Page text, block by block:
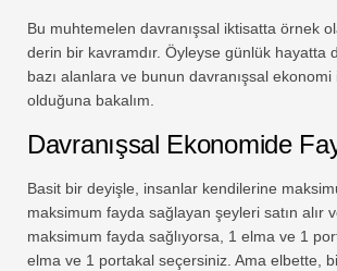
Bu muhtemelen davranışsal iktisatta örnek
derin bir kavramdır. Öyleyse günlük hayatta
bazı alanlara ve bunun davranışsal ekonomi
olduğuna bakalım.
Davranışsal Ekonomide
Basit bir deyişle, insanlar kendilerine
maksimum fayda sağlayan şeyleri satın alır
maksimum fayda sağlıyorsa, 1 elma ve 1
elma ve 1 portakal seçersiniz. Ama elbette,